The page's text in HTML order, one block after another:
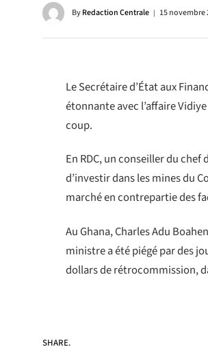
ByRedaction Centrale 15 novembre
Le Secrétaire d’État aux
étonnante avec l’affaire
coup.
En RDC, un conseiller du
d’investir dans les mines du
marché en contrepartie des
Au Ghana, Charles Adu
ministre a été piégé par des
dollars de rétrocommission,
SHARE.